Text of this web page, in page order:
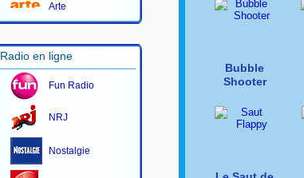
Arte
Radio en ligne
Fun Radio
NRJ
Nostalgie
Bubble
Shooter